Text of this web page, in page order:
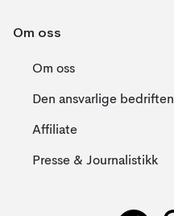
Om oss
Om oss
Den ansvarlige bedriften
Affiliate
Presse & Journalistikk